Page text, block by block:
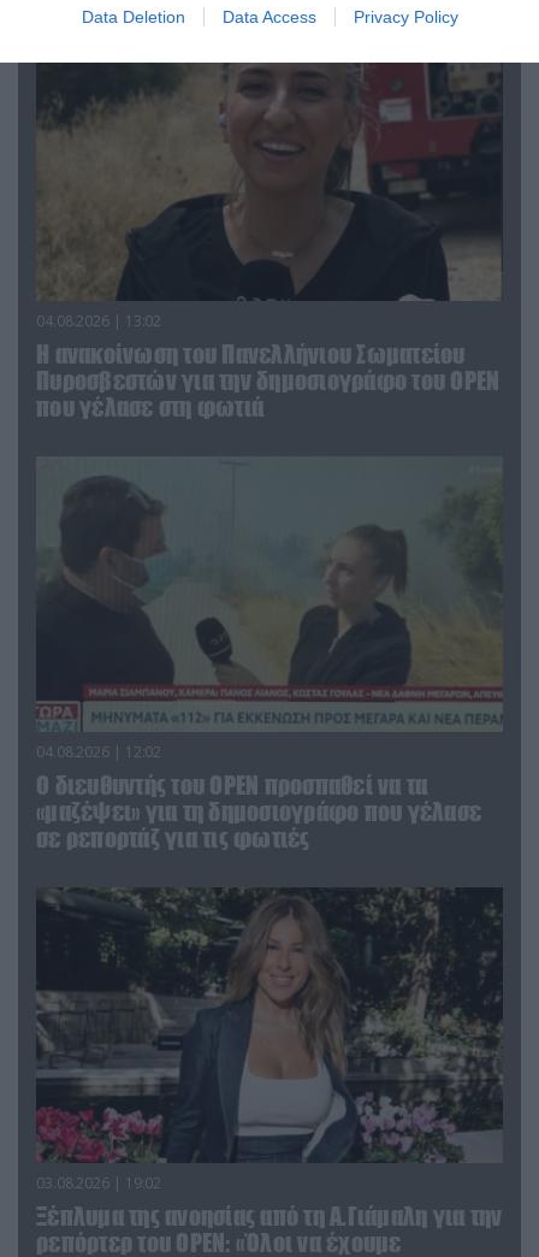
Data Deletion Data Access Privacy Policy
04.08.2026 | 13:02
Η ανακοίνωση του Πανελλήνιου Σωματείου
Πυροσβεστών για την δημοσιογράφο του OPEN
που γέλασε στη φωτιά
04.08.2026 | 12:02
O διευθυντής του OPEN προσπαθεί να τα
«μαζέψει» για τη δημοσιογράφο που γέλασε
σε ρεπορτάζ για τις φωτιές
03.08.2026 | 19:02
Ξέπλυμα της ανοησίας από τη Α.Γιάμαλη για την
ρεπόρτερ του ΟΡΕΝ: «Όλοι να έχουμε